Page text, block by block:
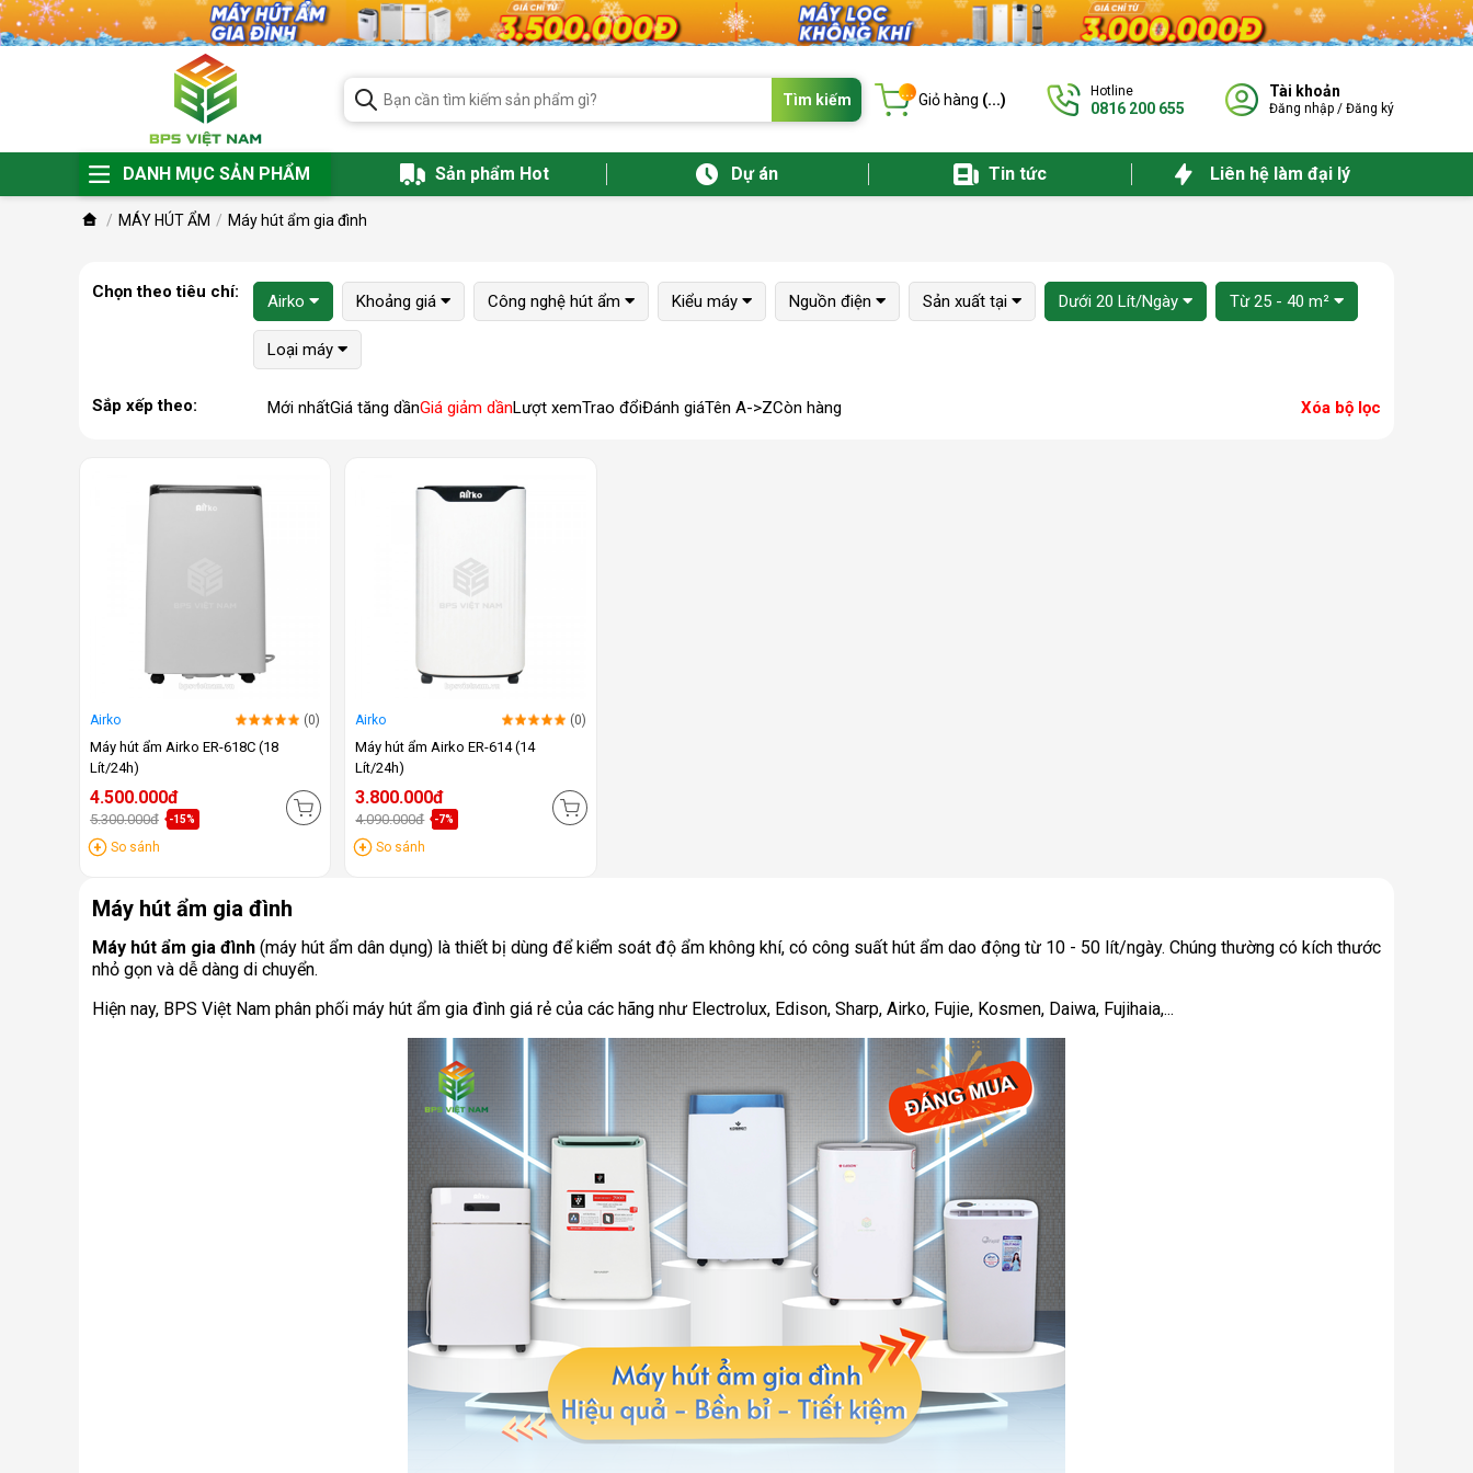
Tìm kiếm ... Giỏ hàng (...) Hotline
0816 200 655
Tài khoản
Đăng nhập / Đăng ký
DANH MỤC SẢN PHẨM Sản phẩm Hot Dự án Tin tức Liên hệ làm đại lý
MÁY HÚT ẨM Máy hút ẩm gia đình
Chọn theo tiêu chí: Airko Khoảng giá Công nghệ hút ẩm Kiểu máy Nguồn điện Sản xuất tại Dưới 20 Lít/Ngày Từ 25 - 40 m²
Loại máy
Sắp xếp theo: Mới nhấtGiá tăng dầnGiá giảm dầnLượt xemTrao đổiĐánh giáTên A->ZCòn hàng Xóa bộ lọc
Airko (0)
Máy hút ẩm Airko ER-618C (18
Lít/24h)
4.500.000đ
5.300.000đ -15%
So sánh
Airko (0)
Máy hút ẩm Airko ER-614 (14
Lít/24h)
3.800.000đ
4.090.000đ -7%
So sánh
Máy hút ẩm gia đình
Máy hút ẩm gia đình (máy hút ẩm dân dụng) là thiết bị dùng để kiểm soát độ ẩm không khí, có công suất hút ẩm dao động từ 10 - 50 lít/ngày. Chúng thường có kích thước
nhỏ gọn và dễ dàng di chuyển.
Hiện nay, BPS Việt Nam phân phối máy hút ẩm gia đình giá rẻ của các hãng như Electrolux, Edison, Sharp, Airko, Fujie, Kosmen, Daiwa, Fujihaia,...